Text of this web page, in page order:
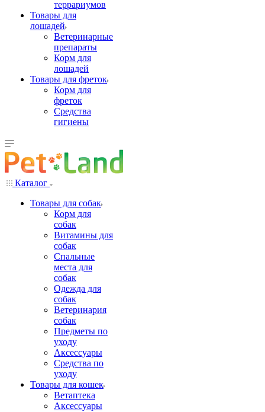
террариумов
Товары для
лошадей
Ветеринарные
препараты
Корм для
лошадей
Товары для фреток
Корм для
фреток
Средства
гигиены
Каталог
Товары для собак
Корм для
собак
Витамины для
собак
Спальные
места для
собак
Одежда для
собак
Ветеринария
собак
Предметы по
уходу
Аксессуары
Средства по
уходу
Товары для кошек
Ветаптека
Аксессуары